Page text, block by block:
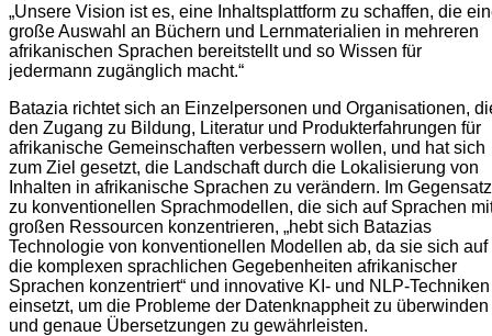
„Unsere Vision ist es, eine Inhaltsplattform zu schaffen, die
große Auswahl an Büchern und Lernmaterialien in mehreren
afrikanischen Sprachen bereitstellt und so Wissen für
jedermann zugänglich macht.“
Batazia richtet sich an Einzelpersonen und Organisationen,
den Zugang zu Bildung, Literatur und Produkterfahrungen für
afrikanische Gemeinschaften verbessern wollen, und hat sich
zum Ziel gesetzt, die Landschaft durch die Lokalisierung von
Inhalten in afrikanische Sprachen zu verändern. Im Gegensatz
zu konventionellen Sprachmodellen, die sich auf Sprachen
großen Ressourcen konzentrieren, „hebt sich Batazias
Technologie von konventionellen Modellen ab, da sie sich auf
die komplexen sprachlichen Gegebenheiten afrikanischer
Sprachen konzentriert“ und innovative KI- und NLP-Techniken
einsetzt, um die Probleme der Datenknappheit zu überwinden
und genaue Übersetzungen zu gewährleisten.